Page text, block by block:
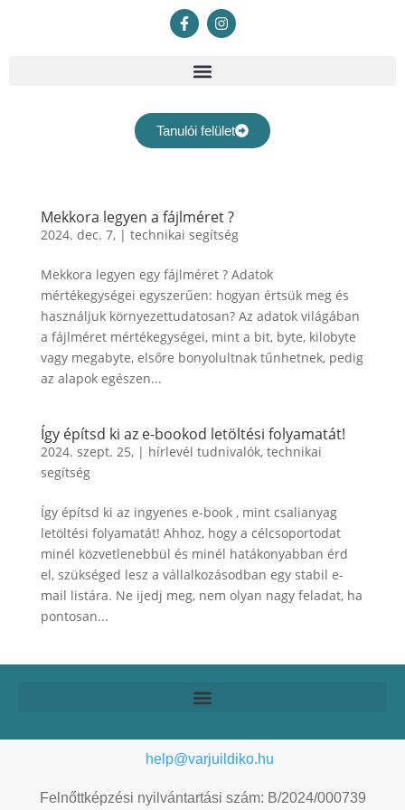
Tanulói felület
Mekkora legyen a fájlméret ?
2024. dec. 7, | technikai segítség
Mekkora legyen egy fájlméret ? Adatok
mértékegységei egyszerűen: hogyan értsük meg és
használjuk környezettudatosan? Az adatok világában
a fájlméret mértékegységei, mint a bit, byte, kilobyte
vagy megabyte, elsőre bonyolultnak tűnhetnek, pedig
az alapok egészen...
Így építsd ki az e-bookod letöltési folyamatát!
2024. szept. 25, | hírlevél tudnivalók, technikai
segítség
Így építsd ki az ingyenes e-book , mint csalianyag
letöltési folyamatát! Ahhoz, hogy a célcsoportodat
minél közvetlenebbül és minél hatákonyabban érd
el, szükséged lesz a vállalkozásodban egy stabil e-
mail listára. Ne ijedj meg, nem olyan nagy feladat, ha
pontosan...
help@varjuildiko.hu
Felnőttképzési nyilvántartási szám: B/2024/000739